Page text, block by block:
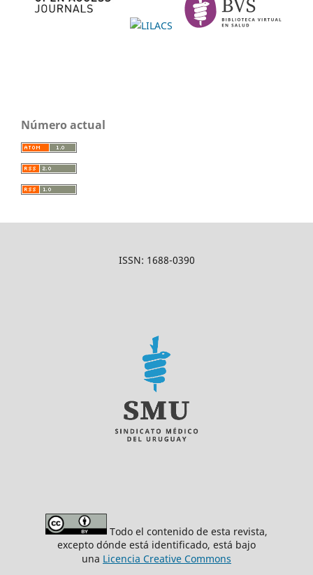
Número actual
ISSN: 1688-0390
Todo el contenido de esta revista,
excepto dónde está identificado, está bajo
una Licencia Creative Commons